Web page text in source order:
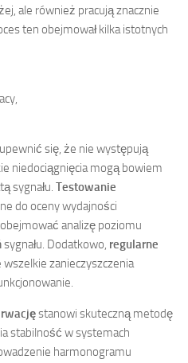
ale również pracują znacznie
ten obejmował kilka istotnych
się, że nie występują
niedociągnięcia mogą bowiem
sygnału. Testowanie
do oceny wydajności
analizę poziomu
Dodatkowo, regularne
zanieczyszczenia
stanowi skuteczną metodę
stabilność w systemach
harmonogramu